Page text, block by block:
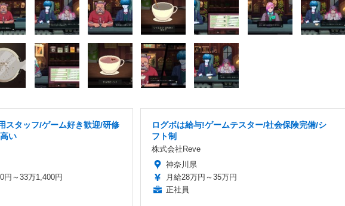
スタッフ/ゲーム好き歓迎/研修
い
円～33万1,400円
ログボは給与!ゲームテスター/社会保険完備/シ
フト制
株式会社Reve
神奈川県
月給28万円～35万円
正社員